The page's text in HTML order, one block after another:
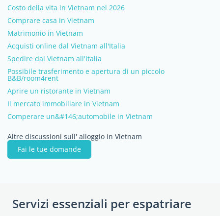
Costo della vita in Vietnam nel 2026
Comprare casa in Vietnam
Matrimonio in Vietnam
Acquisti online dal Vietnam all'Italia
Spedire dal Vietnam all'Italia
Possibile trasferimento e apertura di un piccolo
B&B/room4rent
Aprire un ristorante in Vietnam
Il mercato immobiliare in Vietnam
Comperare un&#146;automobile in Vietnam
Altre discussioni sull' alloggio in Vietnam
Fai le tue domande
Servizi essenziali per espatriare